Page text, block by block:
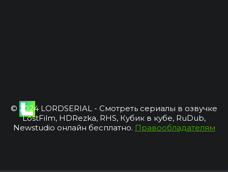
© 2024 LORDSERIAL - Смотреть сериалы в озвучке
LostFilm, HDRezka, RHS, Кубик в кубе, RuDub,
Newstudio онлайн бесплатно. Правообладателям